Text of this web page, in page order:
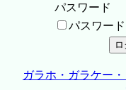
パスワード
パスワー
ガラホ・ガラケー